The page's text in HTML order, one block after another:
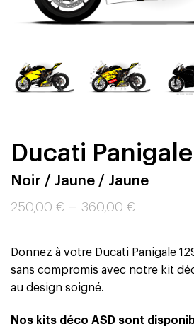
Ducati
Noir / Jaune / Jaune
250,00 € – 360,00 €
Donnez à votre Ducati Panigale
sans compromis avec notre kit
au design soigné.
Nos kits déco ASD sont